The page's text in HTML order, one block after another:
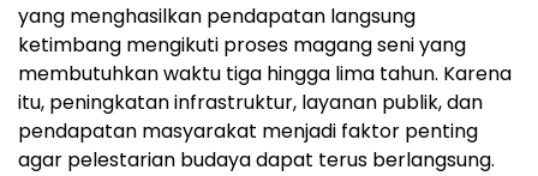
yang menghasilkan pendapatan langsung
ketimbang mengikuti proses magang seni yang
membutuhkan waktu tiga hingga lima tahun. Karena
itu, peningkatan infrastruktur, layanan publik, dan
pendapatan masyarakat menjadi faktor penting
agar pelestarian budaya dapat terus berlangsung.